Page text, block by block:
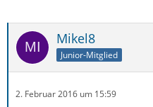
Mikel8
Junior-Mitglied
2. Februar 2016 um 15:59